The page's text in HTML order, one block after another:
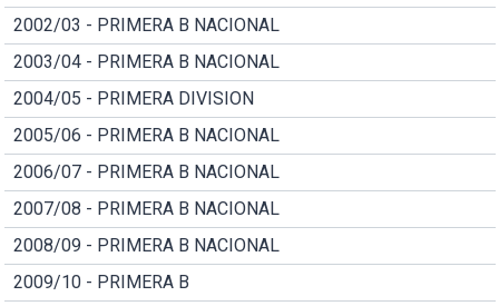
2002/03 - PRIMERA B NACIONAL
2003/04 - PRIMERA B NACIONAL
2004/05 - PRIMERA DIVISION
2005/06 - PRIMERA B NACIONAL
2006/07 - PRIMERA B NACIONAL
2007/08 - PRIMERA B NACIONAL
2008/09 - PRIMERA B NACIONAL
2009/10 - PRIMERA B